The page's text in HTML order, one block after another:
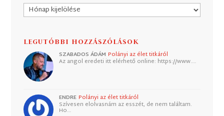
Archívum
LEGUTÓBBI HOZZÁSZÓLÁSOK
SZABADOS ÁDÁM Polányi az élet titkáról
Az angol eredeti itt elérhető online: https://www.…
ENDRE Polányi az élet titkáról
Szívesen elolvasnám az esszét, de nem találtam.
Ho…